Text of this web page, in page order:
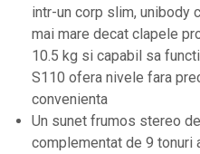
Lasere
Masini de fum si ceata
Mixere DMX
Moving Head-uri
Par Led si Pinspot
intr-un corp slim, unibody
mai mare decat clapele
10.5 kg si capabil sa
S110 ofera nivele fara
convenienta
Un sunet frumos stereo
complementat de 9 tonuri